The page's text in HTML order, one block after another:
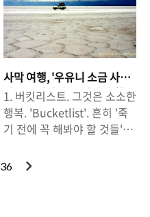
'산'을 명소라고 부르며, 찾아
가는 이유가 뭘까? 아마도, 화
산에서는 '산이 살아 있다'는
느낌을 받을 수 있기 떄문일
지도 모른다. 제주도의 한라
산이 死화산이라고 말하지만,
아직도 그곳엔 '..
할 수 있을지도 모른다. 그러
나 한편으로는 누군가의 '죽
음'으로 인해서, '아름다움'의
극치를 보게되는 경우가 더러
있다. 많은 사람들이 '사후 세
계'에 대한 믿음, 어쩌면 먼 과
거에 살았던 사람들은 사후
세계에 대한 강한 믿음을 가
지고 있었을 지도 모른다. 고
관련된 의식을 화려하게 거행
사막 여행, '우유니 소금 사
막' - 죽기전에 꼭 가봐야 할
그곳.
1. 버킷리스트. 그것은 소소한
행복. 'Bucketlist'. 흔히 '죽
기 전에 꼭 해봐야 할 것들'이
되면 꼭 해야할 일들을 생각
36
다